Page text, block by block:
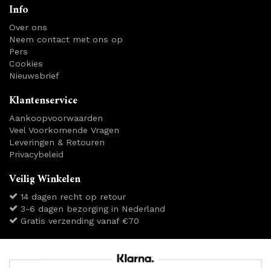
Info
Over ons
Neem contact met ons op
Pers
Cookies
Nieuwsbrief
Klantenservice
Aankoopvoorwaarden
Veel Voorkomende Vragen
Leveringen & Retouren
Privacybeleid
Veilig Winkelen
14 dagen recht op retour
3-6 dagen bezorging in Nederland
Gratis verzending vanaf €70